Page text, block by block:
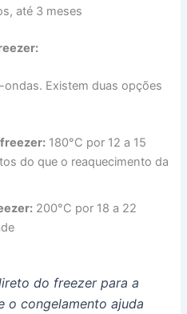
até 3 meses
Existem duas opções
180°C por 12 a 15
do que o reaquecimento da
200°C por 18 a 22
do freezer para a
o congelamento ajuda